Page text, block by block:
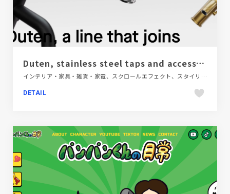
Duten, stainless steel taps and accessories for commercial washrooms
インテリア・家具・雑貨・家電、スクロールエフェクト、スタイリッシュ、ブランド・サービスサイト、ホワイト系、モーション多め
DETAIL